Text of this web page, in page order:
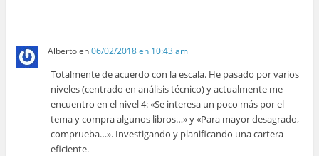
Albertoen06/02/2018 en 10:43 am
Totalmente de acuerdo con la escala. He pasado por varios
niveles (centrado en análisis técnico) y actualmente me
encuentro en el nivel 4: «Se interesa un poco más por el
tema y compra algunos libros…» y «Para mayor desagrado,
comprueba…». Investigando y planificando una cartera
eficiente.